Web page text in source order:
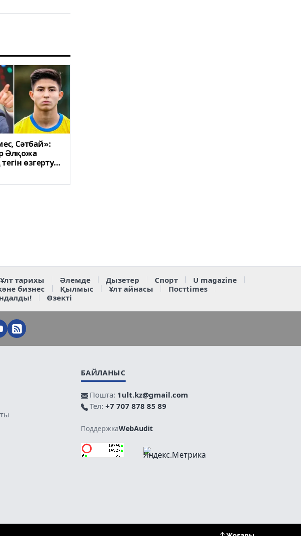
Сәтбай»:
Әлқожа
өзгертуді
Ұлт тарихы Әлемде Дызетер Спорт
U magazine
бизнес Қылмыс Ұлт айнасы
Постtimes
Өзекті
БАЙЛАНЫС
Пошта: 1ult.kz@gmail.com
Тел: +7 707 878 85 89
ПоддержкаWebAudit